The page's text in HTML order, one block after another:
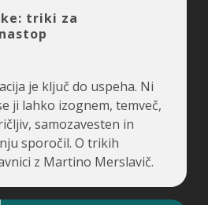
triki za
je ključ do uspeha. Ni
ji lahko izognem, temveč,
samozavesten in
sporočil. O trikih
z Martino Merslavič.